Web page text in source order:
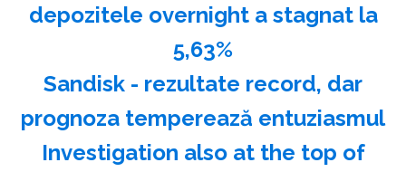
depozitele overnight a stagnat la
5,63%
Sandisk - rezultate record, dar
prognoza temperează entuziasmul
Investigation also at the top of